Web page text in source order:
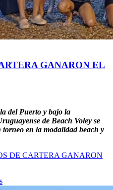
GANARON EL
del Puerto y bajo la
de Beach Voley se
en la modalidad beach y
DE CARTERA GANARON